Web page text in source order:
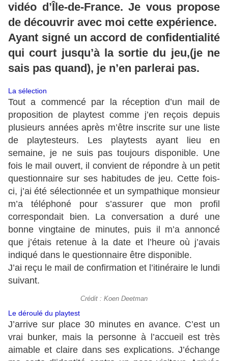
vidéo d’Île-de-France. Je vous propose
de découvrir avec moi cette expérience.
Ayant signé un accord de confidentialité
qui court jusqu’à la sortie du jeu,(je ne
sais pas quand), je n’en parlerai pas.
La sélection
Tout a commencé par la réception d’un mail de
proposition de playtest comme j’en reçois depuis
plusieurs années après m’être inscrite sur une liste
de playtesteurs. Les playtests ayant lieu en
semaine, je ne suis pas toujours disponible. Une
fois le mail ouvert, il convient de répondre à un petit
questionnaire sur ses habitudes de jeu. Cette fois-
ci, j’ai été sélectionnée et un sympathique monsieur
m’a téléphoné pour s’assurer que mon profil
correspondait bien. La conversation a duré une
bonne vingtaine de minutes, puis il m’a annoncé
que j’étais retenue à la date et l’heure où j’avais
indiqué dans le questionnaire être disponible.
J’ai reçu le mail de confirmation et l’itinéraire le lundi
suivant.
Crédit : Koen Deetman
Le déroulé du playtest
J’arrive sur place 30 minutes en avance. C’est un
vrai bunker, mais la personne à l’accueil est très
aimable et claire dans ses explications. J’échange